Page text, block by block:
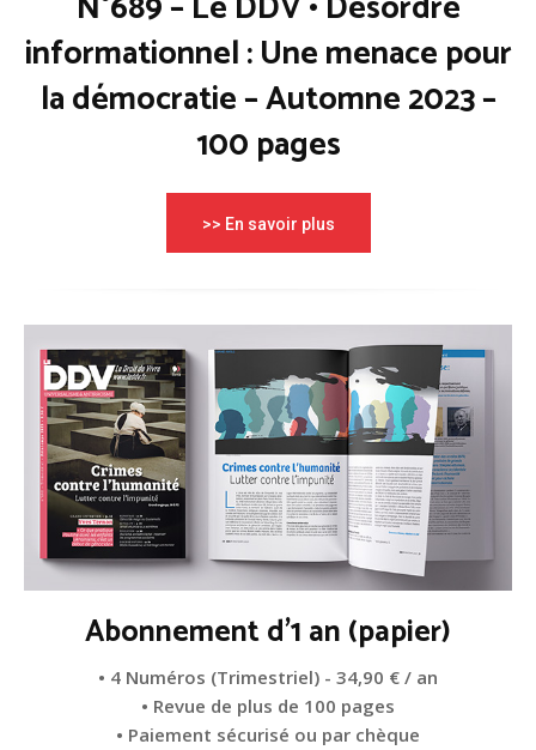
informationnel : Une menace pour
la démocratie – Automne 2023 –
100 pages
>> En savoir plus
Abonnement d'1 an (papier)
• 4 Numéros (Trimestriel) - 34,90 € / an
• Revue de plus de 100 pages
• Paiement sécurisé ou par chèque